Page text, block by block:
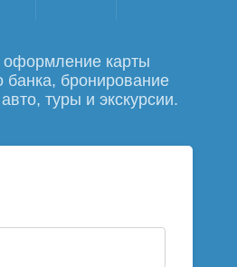
карты
банка, бронирование
туры и экскурсии.